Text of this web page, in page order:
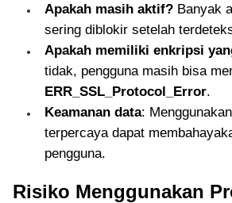
Apakah masih aktif? Banyak
sering diblokir setelah
Apakah memiliki enkripsi
tidak, pengguna masih bisa
ERR_SSL_Protocol_Error.
Keamanan data:
terpercaya dapat
pengguna.
Risiko Menggunakan